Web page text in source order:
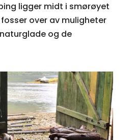
ligger midt i smørøyet
over av muligheter
og de